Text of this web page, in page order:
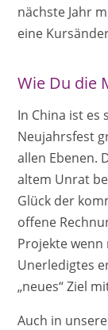
nächste Jahr
eine
Wie Du die
In China ist es
Neujahrsfest
allen Ebenen.
altem Unrat
Glück der
offene
Projekte
Unerledigtes
„neues“ Ziel
Auch in